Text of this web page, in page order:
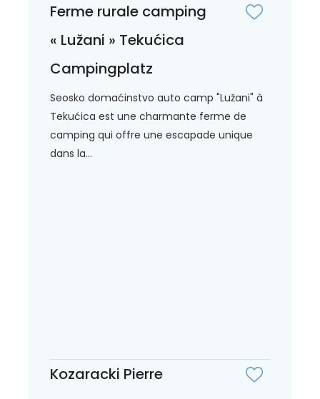
Ferme rurale camping
« Lužani » Tekućica
Campingplatz
Seosko domaćinstvo auto camp "Lužani" à
Tekućica est une charmante ferme de
camping qui offre une escapade unique
dans la...
Kozaracki Pierre